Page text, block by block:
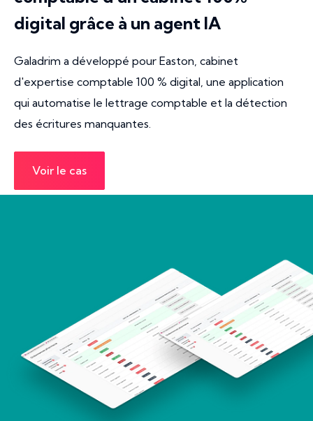
digital grâce à un agent IA
Galadrim a développé pour Easton, cabinet
d'expertise comptable 100 % digital, une application
qui automatise le lettrage comptable et la détection
des écritures manquantes.
Voir le cas